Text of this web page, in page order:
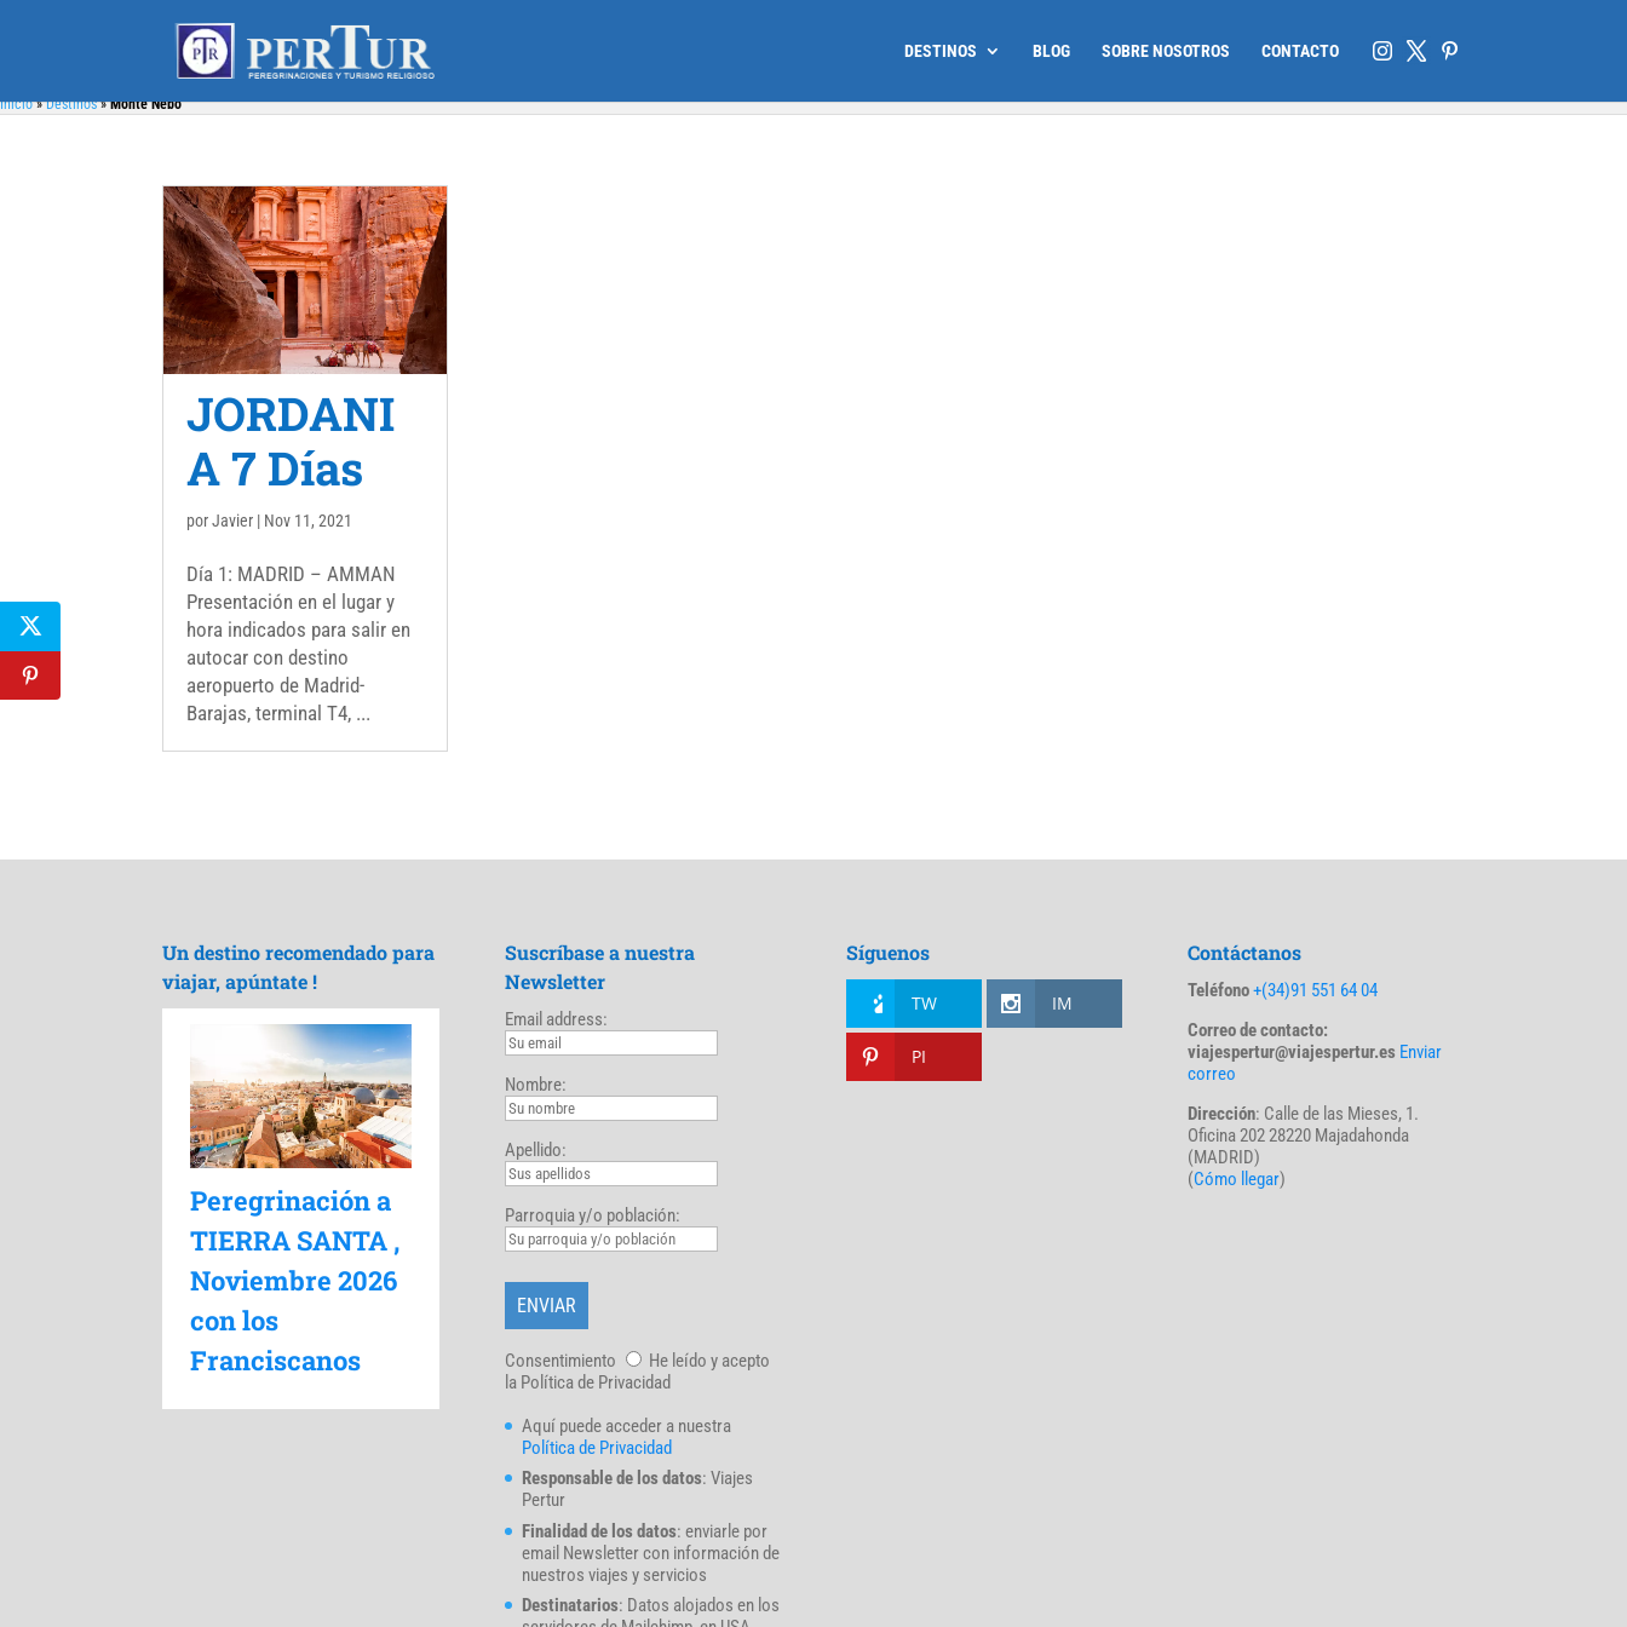
DESTINOS BLOG SOBRE NOSOTROS CONTACTO
Inicio»Destinos»Monte Nebo
JORDANI
A 7 Días
porJavier | Nov 11, 2021
Día 1: MADRID – AMMAN
Presentación en el lugar y
hora indicados para salir en
autocar con destino
aeropuerto de Madrid-
Barajas, terminal T4, ...
Un destino recomendado para
viajar, apúntate !
Peregrinación a
TIERRA SANTA ,
Noviembre 2026
con los
Franciscanos
Suscríbase a nuestra
Newsletter
Email address:
Nombre:
Apellido:
Parroquia y/o población:
Consentimiento
He leído y acepto
la Política de Privacidad
Aquí puede acceder a nuestra
Política de Privacidad
Responsable de los datos: Viajes
Pertur
Finalidad de los datos: enviarle por
email Newsletter con información de
nuestros viajes y servicios
Destinatarios: Datos alojados en los
Síguenos
TW IM
PI
Contáctanos
Teléfono+(34)91 551 64 04
Correo de contacto:
viajespertur@viajespertur.es Enviar
correo
Dirección: Calle de las Mieses, 1.
Oficina 202 28220 Majadahonda
(MADRID)
(Cómo llegar)